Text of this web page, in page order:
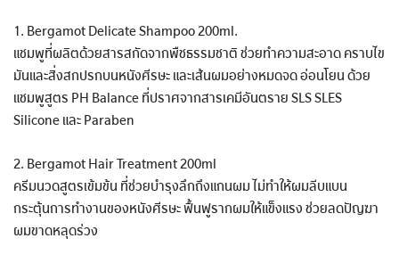
1. Bergamot Delicate Shampoo 200ml.
แชมพูที่ผลิตด้วยสารสกัดจากพืชธรรมชาติ ช่วยทำความสะอาด คราบไข
มันและสิ่งสกปรกบนหนังศีรษะ และเส้นผมอย่างหมดจด อ่อนโยน ด้วย
แชมพูสูตร PH Balance ที่ปราศจากสารเคมีอันตราย SLS SLES
Silicone และ Paraben
2. Bergamot Hair Treatment 200ml
ครีมนวดสูตรเข้มข้น ที่ช่วยบำรุงลึกถึงแกนผม ไม่ทำให้ผมลีบแบน
กระตุ้นการทำงานของหนังศีรษะ ฟื้นฟูรากผมให้แข็งแรง ช่วยลดปัญฆา
ผมขาดหลุดร่วง